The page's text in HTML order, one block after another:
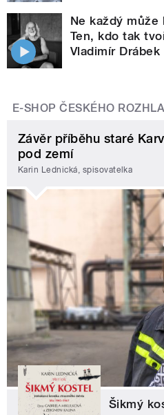
Ne každý
Ten, kdo tak
Vladimír Drábek
E-SHOP ČESKÉHO
Závěr příběhu staré
pod zemí
Karin Lednická, spisovatelka
Šikmý